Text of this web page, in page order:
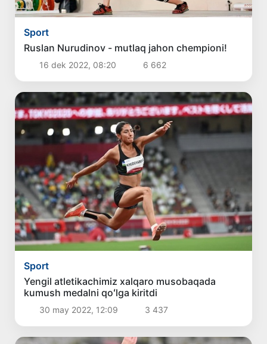
Sport
Ruslan Nurudinov - mutlaq jahon chempioni!
16 dek 2022, 08:20 6 662
Sport
Yengil atletikachimiz xalqaro musobaqada
kumush medalni qoʻlga kiritdi
30 may 2022, 12:09 3 437